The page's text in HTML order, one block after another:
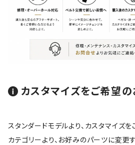
カスタマイズをご希望
スタンダードモデルより、カスタマイズ
カテゴリーより、お好みのパーツに変更